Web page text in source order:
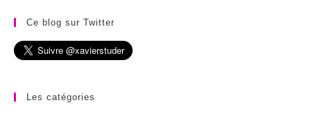
Ce blog sur Twitter
Les catégories